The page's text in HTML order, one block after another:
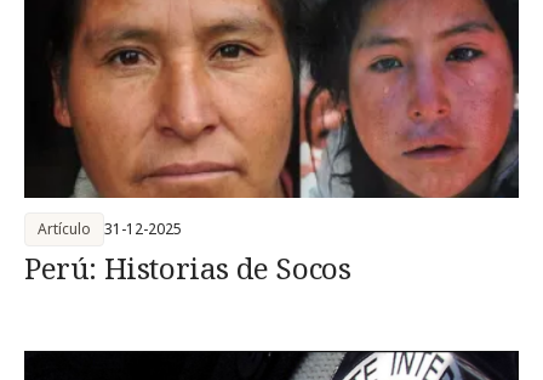
Perú: Historias de Socos
Artículo 31-12-2025